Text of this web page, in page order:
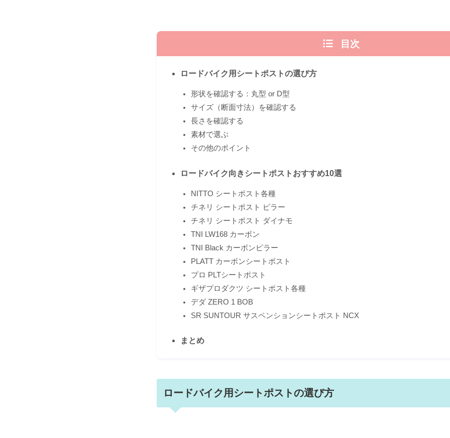
目次
ロードバイク用シートポストの選び方
形状を確認する：丸型 or D型
サイズ（断面寸法）を確認する
長さを確認する
素材で選ぶ
その他のポイント
ロードバイク向きシートポストおすすめ10選
NITTO シートポスト各種
チネリ シートポスト ピラー
チネリ シートポスト ダイナモ
TNI LW168 カーボン
TNI Black カーボンピラー
PLATT カーボンシートポスト
プロ PLTシートポスト
ギザプロダクツ シートポスト各種
デダ ZERO 1 BOB
SR SUNTOUR サスペンションシートポスト NCX
まとめ
ロードバイク用シートポストの選び方